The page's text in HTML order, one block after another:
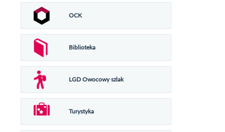
OCK
Biblioteka
LGD Owocowy szlak
Turystyka